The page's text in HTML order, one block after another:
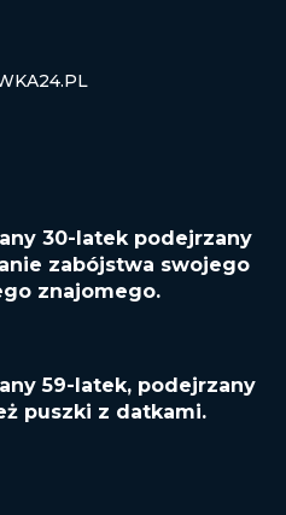
30-latek podejrzany
zabójstwa swojego
znajomego.
59-latek, podejrzany
puszki z datkami.